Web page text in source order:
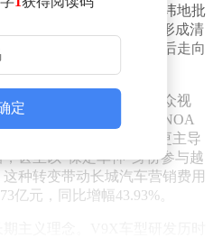
队下沉市场。他直言不讳地批
乏重点"的问题，强调要形成清
态度，与其近年来从幕后走向
人开始高频次出现在公众视
，在抖音完成首次城市NOA
、B站等平台。2025年更主导
甚至以"保定车神"身份参与越
种转变带动长城汽车营销费用
亿元，同比增幅43.93%。
定